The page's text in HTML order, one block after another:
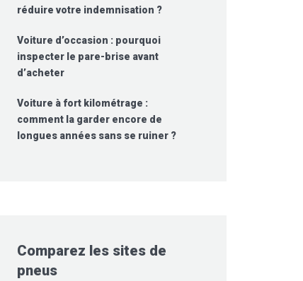
réduire votre indemnisation ?
Voiture d’occasion : pourquoi
inspecter le pare-brise avant
d’acheter
Voiture à fort kilométrage :
comment la garder encore de
longues années sans se ruiner ?
Comparez les sites de
pneus